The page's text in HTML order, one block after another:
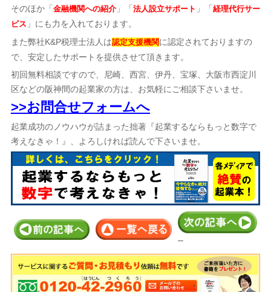
そのほか「金融機関への紹介」「法人設立サポート 」「経理代行サー
ビス 」にも力を入れております。
また弊社K&P税理士法人は認定支援機関に認定されておりますの
で、安定したサポートを提供させて頂きます。
初回無料相談ですので、尼崎、西宮、伊丹、宝塚、大阪市西淀川
区などの阪神間の起業家の方は、お気軽にご相談下さいませ。
>>お問合せフォームへ
起業成功のノウハウが詰まった拙著『起業するならもっと数字で
考えなきゃ！』、よろしければ読んで下さいませ。
–